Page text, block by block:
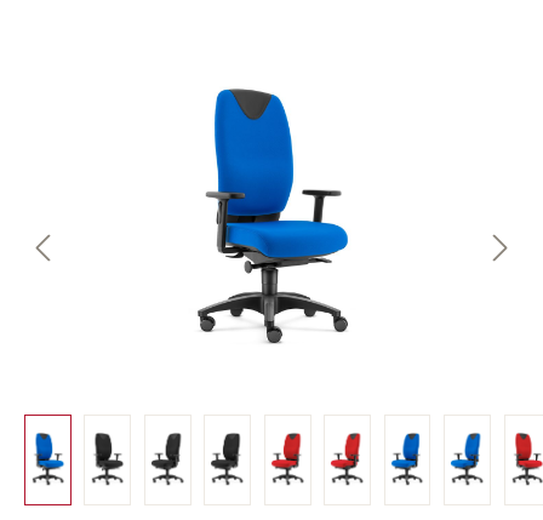
Bildergalerie überspringen